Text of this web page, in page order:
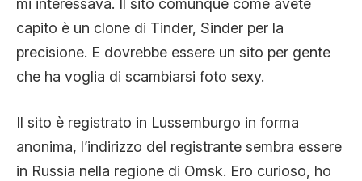
mi interessava. Il sito comunque come avete
capito è un clone di Tinder, Sinder per la
precisione. E dovrebbe essere un sito per gente
che ha voglia di scambiarsi foto sexy.
Il sito è registrato in Lussemburgo in forma
anonima, l’indirizzo del registrante sembra essere
in Russia nella regione di Omsk. Ero curioso, ho